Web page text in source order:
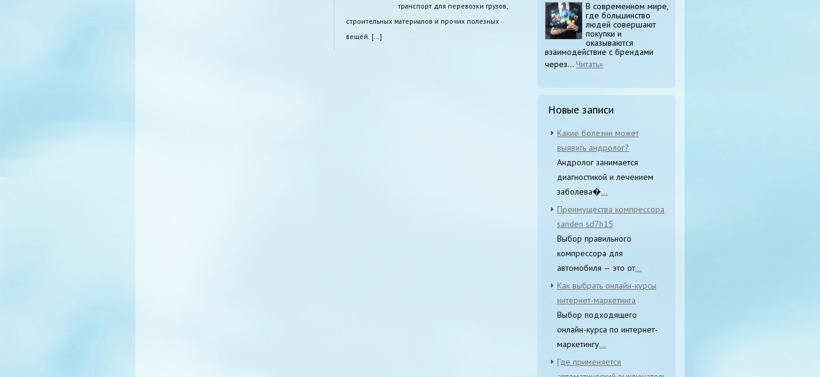
транспорт для перевозки грузов,
строительных материалов и прочих полезных
вещей. […]
В современном мире,
где большинство
людей совершают
покупки и
оказываются
взаимодействие с брендами
через... Читать»
Новые записи
Какие болезни может
выявить андролог?
Андролог занимается
диагностикой и лечением
заболева�...
Преимущества компрессора
sanden sd7h15
Выбор правильного
компрессора для
автомобиля — это от...
Как выбрать онлайн-курсы
интернет-маркетинга
Выбор подходящего
онлайн-курса по интернет-
маркетингу...
Где применяется